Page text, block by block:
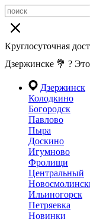
Круглосуточная
Дзержинске 💐 ?
Дзержинск
Колодкино
Богородск
Павлово
Пыра
Доскино
Игумново
Фролищи
Центральный
Ильиногорск
Петряевка
Новинки